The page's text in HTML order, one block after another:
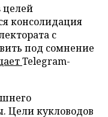
целей
консолидация
с
под сомнение
Telegram-
Цели кукловодов